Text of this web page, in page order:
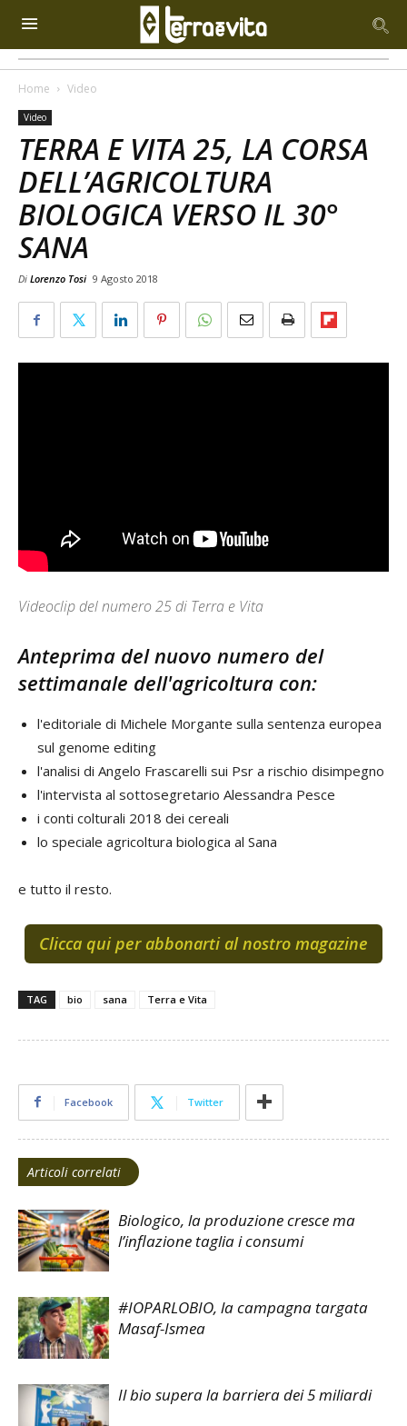
Home Video
Video
TERRA E VITA 25, LA CORSA
DELL’AGRICOLTURA
BIOLOGICA VERSO IL 30°
SANA
Di Lorenzo Tosi 9 Agosto 2018
Videoclip del numero 25 di Terra e Vita
Anteprima del nuovo numero del
settimanale dell'agricoltura con:
l'editoriale di Michele Morgante sulla sentenza europea
sul genome editing
l'analisi di Angelo Frascarelli sui Psr a rischio disimpegno
l'intervista al sottosegretario Alessandra Pesce
i conti colturali 2018 dei cereali
lo speciale agricoltura biologica al Sana
e tutto il resto.
Clicca qui per abbonarti al nostro magazine
TAG bio sana Terra e Vita
Facebook Twitter
Articoli correlati
Biologico, la produzione cresce ma
l’inflazione taglia i consumi
#IOPARLOBIO, la campagna targata
Masaf-Ismea
Il bio supera la barriera dei 5 miliardi